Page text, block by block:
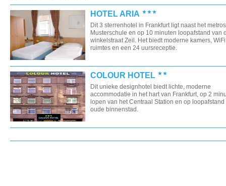
HOTEL ARIA
Dit 3 sterrenhotel in Frankfurt ligt naast het
Musterschule en op 10 minuten loopafstand van
winkelstraat Zeil. Het biedt moderne kamers,
ruimtes en een 24 uursreceptie.
COLOUR HOTEL
Dit unieke designhotel biedt lichte, moderne
accommodatie in het hart van Frankfurt, op 2
lopen van het Centraal Station en op loopafstand
oude binnenstad.